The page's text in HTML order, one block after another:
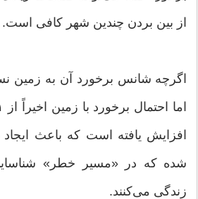
از بین بردن چندین شهر کافی است.
اگرچه شانس برخورد آن به زمین
افزایش یافته است که باعث
شده که در «مسیر خطر»
زندگی می‌کنند.